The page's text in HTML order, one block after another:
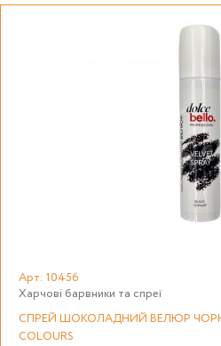
Арт: 10456
Харчові барвники та спреї
СПРЕЙ ШОКОЛАДНИЙ ВЕЛЮР
COLOURS